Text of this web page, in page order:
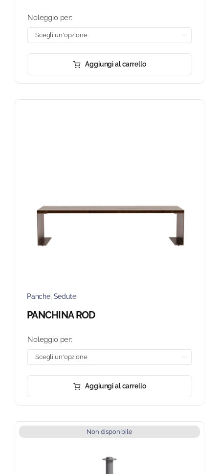
Noleggio per:
Aggiungi al carrello
Panche, Sedute
PANCHINA ROD
Noleggio per:
Aggiungi al carrello
Non disponibile